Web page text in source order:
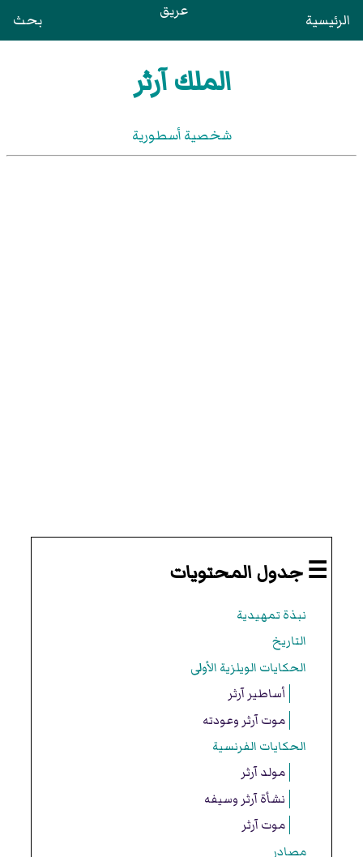
الرئيسية عريق بحث
الملك آرثر
شخصية أسطورية
☰ جدول المحتويات
نبذة تمهيدية
التاريخ
الحكايات الويلزية الأولى
أساطير آرثر
موت آرثر وعودته
الحكايات الفرنسية
مولد آرثر
نشأة آرثر وسيفه
موت آرثر
مصادر